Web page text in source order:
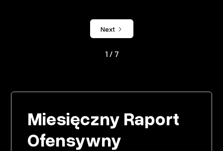
Next
1 / 7
Miesięczny Raport
Ofensywny